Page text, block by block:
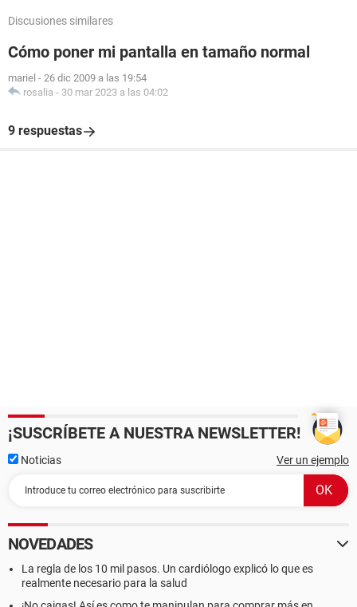
Discusiones similares
Cómo poner mi pantalla en tamaño normal
mariel - 26 dic 2009 a las 19:54
rosalia - 30 mar 2023 a las 04:02
9 respuestas
¡SUSCRÍBETE A NUESTRA NEWSLETTER!
Noticias Ver un ejemplo
NOVEDADES
La regla de los 10 mil pasos. Un cardiólogo explicó lo que es
realmente necesario para la salud